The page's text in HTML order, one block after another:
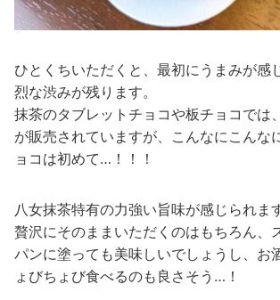
ひとくちいただくと、最初にうまみが感
烈な渋みが残ります。
抹茶のタブレットチョコや板チョコでは
が販売されていますが、こんなにこんな
ョコは初めて…！！！
八女抹茶特有の力強い旨味が感じられます
贅沢にそのままいただくのはもちろん、
パンに塗っても美味しいでしょうし、お
ょびちょび食べるのも良さそう…！